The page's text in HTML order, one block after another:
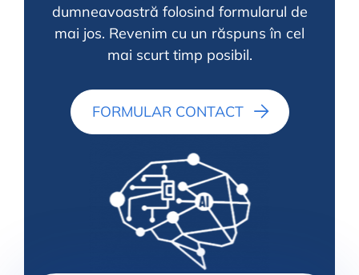
dumneavoastră folosind formularul de
mai jos. Revenim cu un răspuns în cel
mai scurt timp posibil.
FORMULAR CONTACT